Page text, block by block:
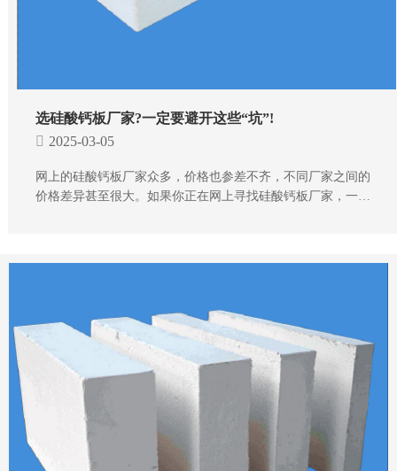
选硅酸钙板厂家?一定要避开这些“坑”!
2025-03-05
网上的硅酸钙板厂家众多，价格也参差不齐，不同厂家之间的
价格差异甚至很大。如果你正在网上寻找硅酸钙板厂家，一定